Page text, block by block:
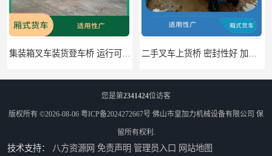
二手叉车上货桥 密封性好 加快物料流通速度
您是第2341424位访客
版权所有 ©2026-08-06 粤ICP备2024272667号 佛山市皇加力机械设备有限公司 保
留所有权利.
技术支持： 八方资源网 免责声明 管理员入口 网站地图